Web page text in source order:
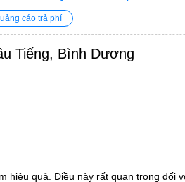
cáo trả phí
Tiếng, Bình Dương
hiệu quả. Điều này rất quan trọng đối